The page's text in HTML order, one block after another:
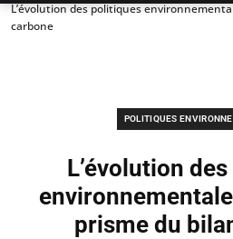
L’évolution des politiques
carbone
POLITIQUES
L’évolution
prisme du